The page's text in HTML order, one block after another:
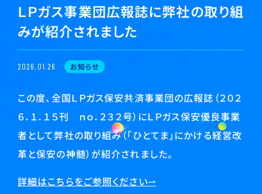
ＬＰガス事業団広報誌に弊社の取り組
みが紹介されました
お知らせ
2026.01.26
この度、全国ＬＰガス保安共済事業団の広報誌（２０２
６．１．１５刊 ｎｏ．２３２号）にＬＰガス保安優良事業
者として弊社の取り組み（「ひとてま」にかける経営改
革と保安の神髄）が紹介されました。
詳細はこちらをご参照ください⇀